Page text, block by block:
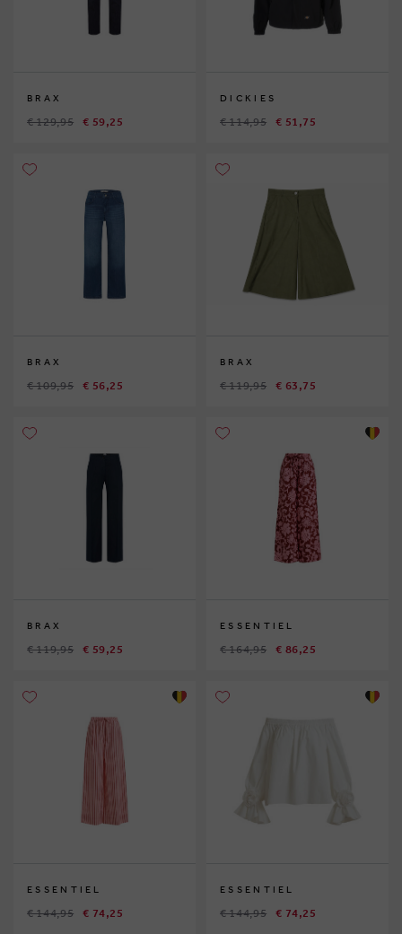
BRAX
€ 129,95 € 59,25
DICKIES
€ 114,95 € 51,75
BRAX
€ 109,95 € 56,25
BRAX
€ 119,95 € 63,75
BRAX
€ 119,95 € 59,25
ESSENTIEL
€ 164,95 € 86,25
ESSENTIEL
€ 144,95 € 74,25
ESSENTIEL
€ 144,95 € 74,25